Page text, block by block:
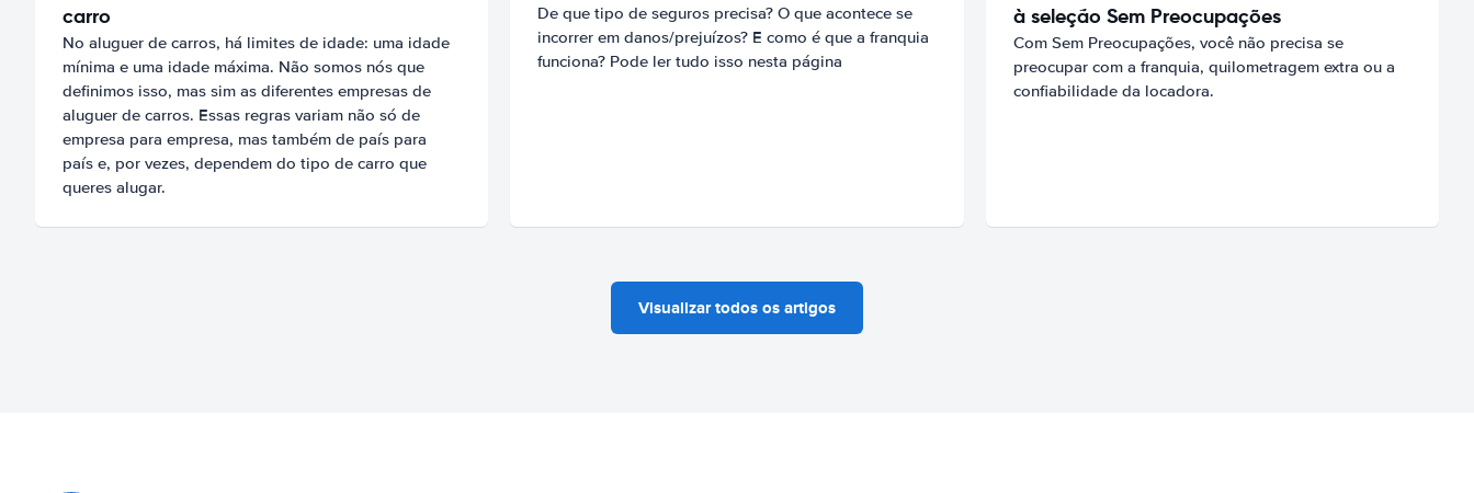
carro
No aluguer de carros, há limites de idade: uma idade
mínima e uma idade máxima. Não somos nós que
definimos isso, mas sim as diferentes empresas de
aluguer de carros. Essas regras variam não só de
empresa para empresa, mas também de país para
país e, por vezes, dependem do tipo de carro que
queres alugar.
De que tipo de seguros precisa? O que acontece se
incorrer em danos/prejuízos? E como é que a franquia
funciona? Pode ler tudo isso nesta página
à seleção Sem Preocupações
Com Sem Preocupações, você não precisa se
preocupar com a franquia, quilometragem extra ou a
confiabilidade da locadora.
Visualizar todos os artigos